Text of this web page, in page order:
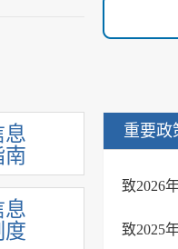
息
南
息
度
重要政
致2026
致2025